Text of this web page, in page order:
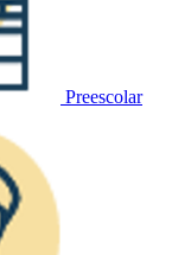
Preescolar